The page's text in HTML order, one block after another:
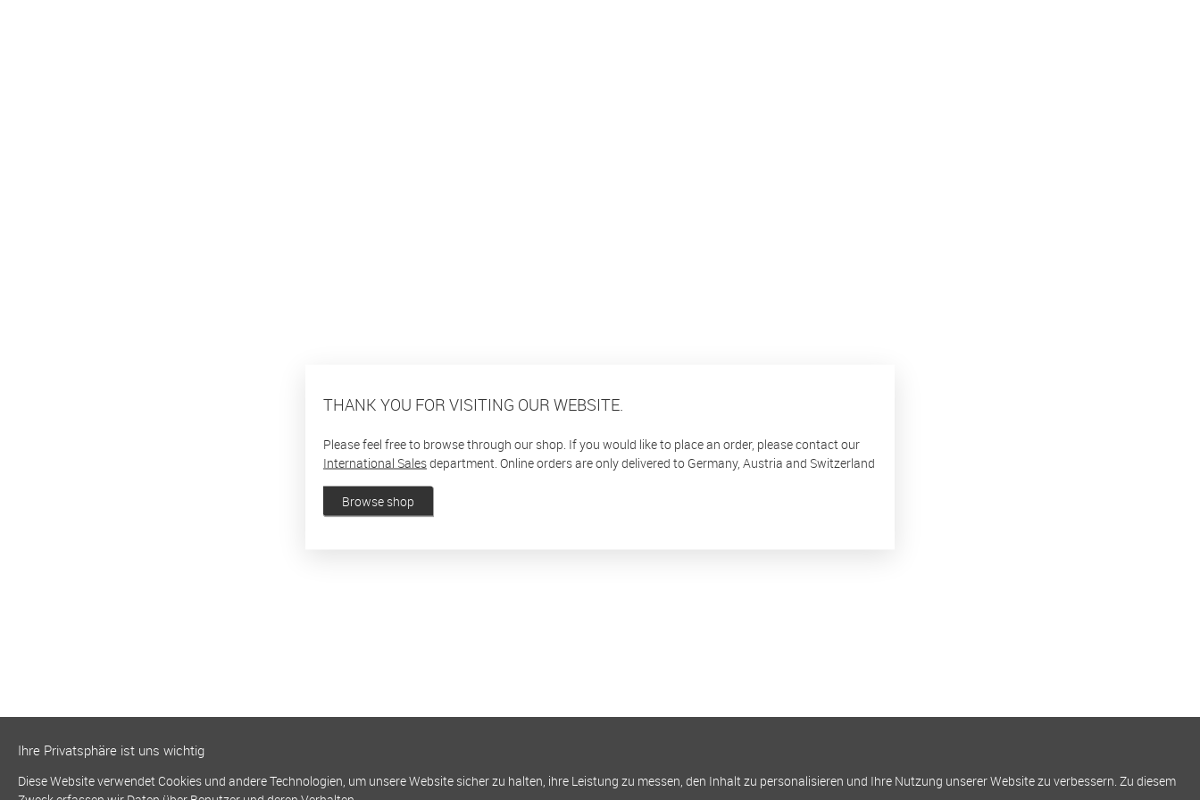
THANK YOU FOR VISITING OUR WEBSITE.
Please feel free to browse through our shop. If you would like to place an order, please contact our
International Salesdepartment. Online orders are only delivered to Germany, Austria and Switzerland
Browse shop
Ihre Privatsphäre ist uns wichtig
Diese Website verwendet Cookies und andere Technologien, um unsere Website sicher zu halten, ihre Leistung zu messen, den Inhalt zu personalisieren und Ihre Nutzung unserer Website zu verbessern. Zu diesem